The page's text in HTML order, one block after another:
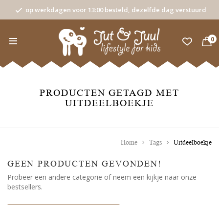
op werkdagen voor 13:00 besteld, dezelfde dag verstuurd
0
PRODUCTEN GETAGD MET
UITDEELBOEKJE
Home Tags Uitdeelboekje
GEEN PRODUCTEN GEVONDEN!
Probeer een andere categorie of neem een kijkje naar onze
bestsellers.